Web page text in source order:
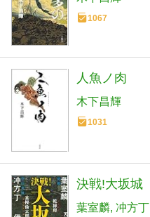
1067
人魚ノ肉
木下昌輝
1031
決戦!大坂城
葉室麟 冲方丁